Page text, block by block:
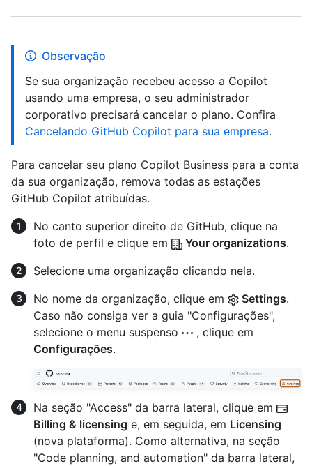
Observação
Se sua organização recebeu acesso a Copilot
usando uma empresa, o seu administrador
corporativo precisará cancelar o plano. Confira
Cancelando GitHub Copilot para sua empresa.
Para cancelar seu plano Copilot Business para a conta
da sua organização, remova todas as estações
GitHub Copilot atribuídas.
No canto superior direito de GitHub, clique na
foto de perfil e clique em
Your organizations.
Selecione uma organização clicando nela.
No nome da organização, clique em
Settings.
Caso não consiga ver a guia "Configurações",
selecione o menu suspenso
, clique em
Configurações.
Na seção "Access" da barra lateral, clique em
Billing & licensing e, em seguida, em Licensing
(nova plataforma). Como alternativa, na seção
"Code planning, and automation" da barra lateral,